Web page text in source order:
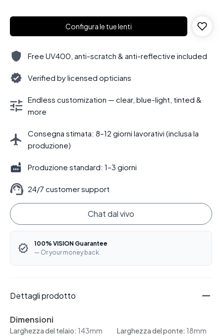
Configura le tue lenti
Free UV400, anti-scratch & anti-reflective included
Verified by licensed opticians
Endless customization — clear, blue-light, tinted &
more
Consegna stimata: 8–12 giorni lavorativi (inclusa la
produzione)
Produzione standard: 1–3 giorni
24/7 customer support
Chat dal vivo
100% VISION Guarantee
— Or your money back.
Dettagli prodotto
Dimensioni
Larghezza del telaio: 143mm Larghezza del ponte: 18mm